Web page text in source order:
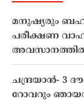
മനുഷ്യരും
പരീക്ഷണ
ചന്ദ്രയാൻ- 3
റോവറും